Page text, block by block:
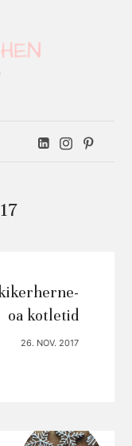
oa kotletid
26. NOV. 2017